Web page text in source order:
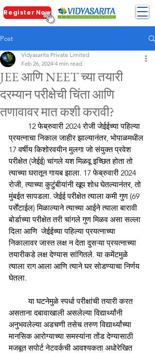
Register Now
Post
JEE आणि NEET च्या तयारी
दरम्यान परीक्षेची चिंता आणि
तणावावर मात कशी करावी?
Vidyasarita Private Limited
Feb 26, 2024 4 min read
12 फेब्रुवारी 2024 रोजी जेईईच्या पहिल्या
प्रयत्नाचा निकाल जाहीर झाल्यानंतर, भोपाळमधील
17 वर्षीय किशोरवयीन मुलगा जो संयुक्त प्रवेश
परीक्षेत (जेईई) चांगले यश मिळवू इच्छित होता तो
त्याच्या घरातून गायब झाला. 17 फेब्रुवारी 2024
रोजी, त्याच्या कुटुंबीयांनी खूप शोध घेतल्यानंतर, तो
मुंबईत सापडला. जेईई परीक्षेत त्याला कमी गुण (69
पर्सेंटाईल) मिळाल्याने त्याच्या आईने त्याला बारावी
बोर्डाच्या परीक्षेत तरी चांगले गुण मिळव असा सल्ला
दिला आणि  जेईईच्या पहिल्या प्रयत्नाच्या
निकालावर जास्त लक्ष न देता दुसऱ्या प्रयत्नाच्या
तयारीकडे लक्ष देण्यास सांगितले. या कमेंटमुळे
त्याला राग आला आणि त्याने घर सोडण्याचा निर्णय
घेतला.
या घटनेमुळे स्पर्धा परीक्षांची तयारी करत
असताना दबावाखाली असलेल्या विद्यार्थ्यांनी
अनुभवलेल्या अडचणी तसेच तरुण विद्यार्थ्यांच्या
मानसिक आरोग्याच्या समस्यांना तोंड देण्यासाठी
मजबूत सपोर्ट नेटवर्कची आवश्यकता अधोरेखित